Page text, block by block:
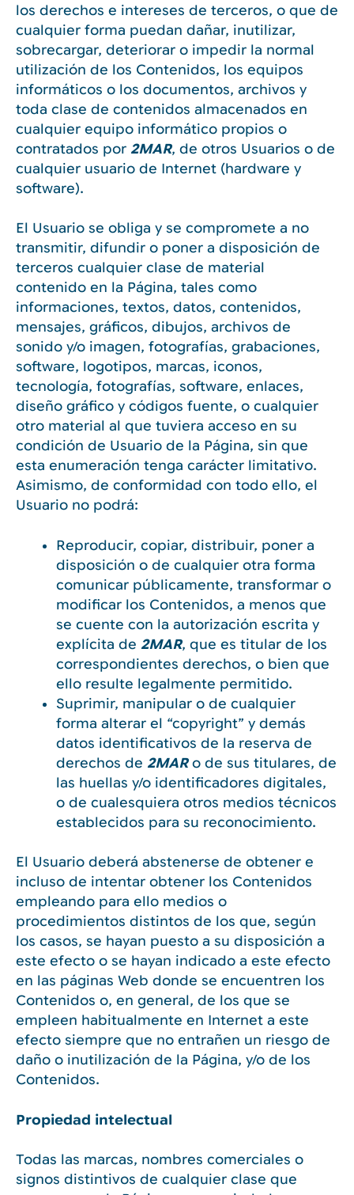
los derechos e intereses de terceros, o que de
cualquier forma puedan dañar, inutilizar,
sobrecargar, deteriorar o impedir la normal
utilización de los Contenidos, los equipos
informáticos o los documentos, archivos y
toda clase de contenidos almacenados en
cualquier equipo informático propios o
contratados por 2MAR, de otros Usuarios o de
cualquier usuario de Internet (hardware y
software).
El Usuario se obliga y se compromete a no
transmitir, difundir o poner a disposición de
terceros cualquier clase de material
contenido en la Página, tales como
informaciones, textos, datos, contenidos,
mensajes, gráficos, dibujos, archivos de
sonido y/o imagen, fotografías, grabaciones,
software, logotipos, marcas, iconos,
tecnología, fotografías, software, enlaces,
diseño gráfico y códigos fuente, o cualquier
otro material al que tuviera acceso en su
condición de Usuario de la Página, sin que
esta enumeración tenga carácter limitativo.
Asimismo, de conformidad con todo ello, el
Usuario no podrá:
Reproducir, copiar, distribuir, poner a
disposición o de cualquier otra forma
comunicar públicamente, transformar o
modificar los Contenidos, a menos que
se cuente con la autorización escrita y
explícita de 2MAR, que es titular de los
correspondientes derechos, o bien que
ello resulte legalmente permitido.
Suprimir, manipular o de cualquier
forma alterar el “copyright” y demás
datos identificativos de la reserva de
derechos de 2MARo de sus titulares, de
las huellas y/o identificadores digitales,
o de cualesquiera otros medios técnicos
establecidos para su reconocimiento.
El Usuario deberá abstenerse de obtener e
incluso de intentar obtener los Contenidos
empleando para ello medios o
procedimientos distintos de los que, según
los casos, se hayan puesto a su disposición a
este efecto o se hayan indicado a este efecto
en las páginas Web donde se encuentren los
Contenidos o, en general, de los que se
empleen habitualmente en Internet a este
efecto siempre que no entrañen un riesgo de
daño o inutilización de la Página, y/o de los
Contenidos.
Propiedad intelectual
Todas las marcas, nombres comerciales o
signos distintivos de cualquier clase que